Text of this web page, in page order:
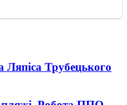
Ляпіса Трубецького